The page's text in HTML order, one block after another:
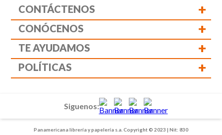
CONTÁCTENOS +
CONÓCENOS +
TE AYUDAMOS +
POLÍTICAS +
Panamericana librería y papelería s.a. Copyright © 2023 | Nit: 830
Siguenos: